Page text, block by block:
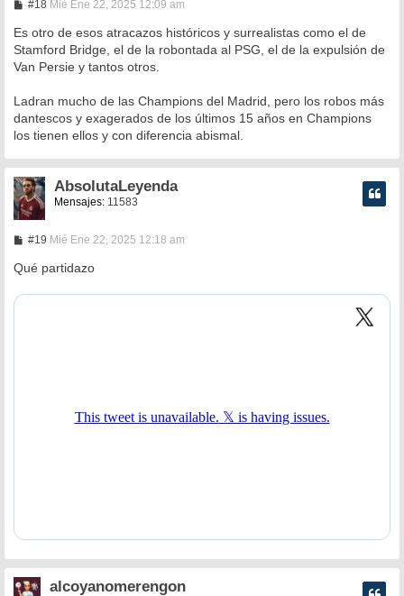
#18M
n
a
j
Mié Ene 22, 2025 12:09 am
Es otro de esos atracazos históricos y surrealistas como el de
Stamford Bridge, el de la robontada al PSG, el de la expulsión de
Van Persie y tantos otros.
Ladran mucho de las Champions del Madrid, pero los robos más
dantescos y exagerados de los últimos 15 años en Champions
los tienen ellos y con diferencia abismal.
AbsolutaLeyenda
Mensajes: 11583
#19M
n
Mié Ene 22, 2025 12:18 am
Qué partidazo
alcoyanomerengon